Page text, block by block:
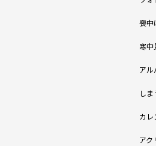
喪中
寒中
アル
し
カレ
アク